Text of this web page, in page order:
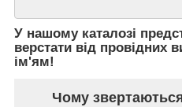
У нашому каталозі
верстати від провідних
ім'ям!
Чому